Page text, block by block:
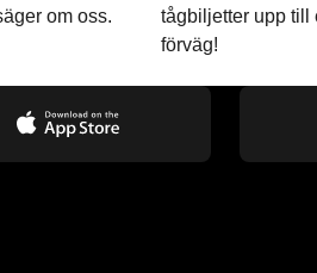
om oss.
tågbiljetter upp till
förväg!